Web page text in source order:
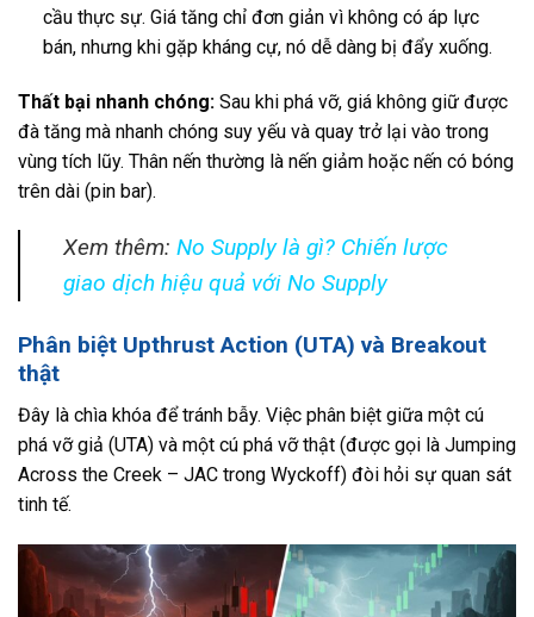
cầu thực sự. Giá tăng chỉ đơn giản vì không có áp lực
bán, nhưng khi gặp kháng cự, nó dễ dàng bị đẩy xuống.
Thất bại nhanh chóng: Sau khi phá vỡ, giá không giữ được
đà tăng mà nhanh chóng suy yếu và quay trở lại vào trong
vùng tích lũy. Thân nến thường là nến giảm hoặc nến có bóng
trên dài (pin bar).
Xem thêm: No Supply là gì? Chiến lược
giao dịch hiệu quả với No Supply
Phân biệt Upthrust Action (UTA) và Breakout
thật
Đây là chìa khóa để tránh bẫy. Việc phân biệt giữa một cú
phá vỡ giả (UTA) và một cú phá vỡ thật (được gọi là Jumping
Across the Creek – JAC trong Wyckoff) đòi hỏi sự quan sát
tinh tế.